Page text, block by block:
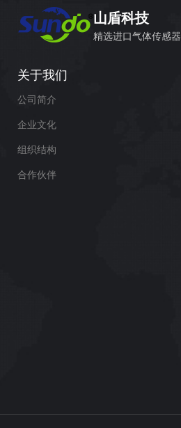
山盾科技
精选进口气体传感器
关于我们
公司简介
企业文化
组织结构
合作伙伴